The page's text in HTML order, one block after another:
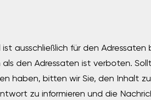
ist ausschließlich für den
den Adressaten ist verboten.
haben, bitten wir Sie, den Inhalt
zu informieren und die